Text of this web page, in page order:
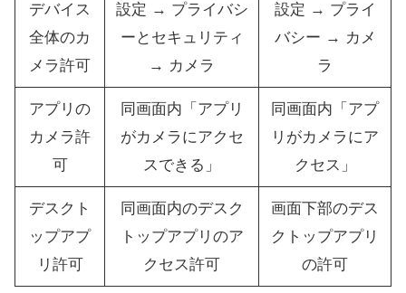
デバイス
全体のカ
メラ許可
設定 → プライバシ
ーとセキュリティ
→ カメラ
設定 → プライ
バシー → カメ
ラ
アプリの
カメラ許
可
同画面内「アプリ
がカメラにアクセ
スできる」
同画面内「アプ
リがカメラにア
クセス」
デスクト
ップアプ
リ許可
同画面内のデスク
トップアプリのア
クセス許可
画面下部のデス
クトップアプリ
の許可